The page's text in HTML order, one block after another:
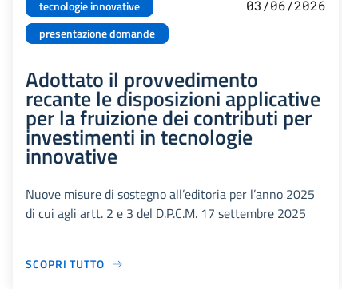
tecnologie innovative
presentazione domande
03/06/2026
Adottato il provvedimento
recante le disposizioni applicative
per la fruizione dei contributi per
investimenti in tecnologie
innovative
Nuove misure di sostegno all’editoria per l’anno 2025
di cui agli artt. 2 e 3 del D.P.C.M. 17 settembre 2025
SCOPRI TUTTO